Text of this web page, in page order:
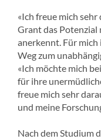
«Ich freue mich sehr
Grant das Potenzial
anerkennt. Für
Weg zum
«Ich möchte mich
für ihre
freue mich sehr
und meine
Nach dem Studium